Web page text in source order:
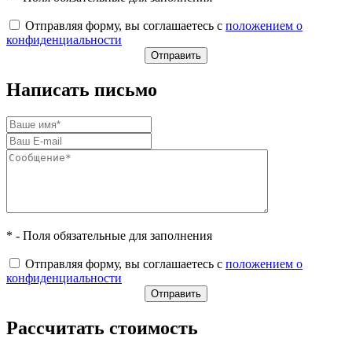
Отправляя форму, вы соглашаетесь с положением о
конфиденциальности
Написать письмо
* - Поля обязательные для заполнения
Отправляя форму, вы соглашаетесь с положением о
конфиденциальности
Рассчитать стоимость